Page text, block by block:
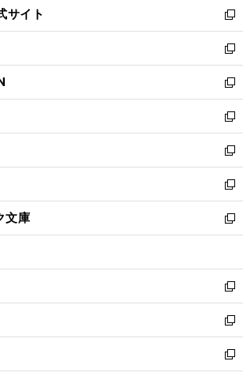
く
ド
ウ
で
開
く
ィ
ン
ド
ウ
で
開
く
い
ウ
ィ
ン
ド
ウ
で
開
く
サイト
新
し
い
ウ
ィ
ン
ド
ウ
で
開
く
新
し
い
ウ
ィ
ン
ド
ウ
で
開
く
新
し
い
ウ
ィ
ン
ド
ウ
で
開
新
し
い
ウ
ィ
ン
ド
ウ
開
く
新
し
い
ウ
ィ
ン
ウ
で
開
く
新
し
い
ウ
ン
ド
ウ
で
開
く
文庫
新
し
ウ
ィ
ン
ド
ウ
で
開
新
し
い
ウ
ィ
ン
新
し
い
ウ
新
し